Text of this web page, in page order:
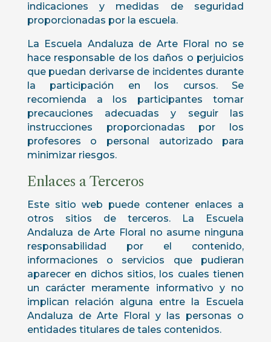
indicaciones y medidas de seguridad
proporcionadas por la escuela.
La Escuela Andaluza de Arte Floral no se
hace responsable de los daños o perjuicios
que puedan derivarse de incidentes durante
la participación en los cursos. Se
recomienda a los participantes tomar
precauciones adecuadas y seguir las
instrucciones proporcionadas por los
profesores o personal autorizado para
minimizar riesgos.
Enlaces a Terceros
Este sitio web puede contener enlaces a
otros sitios de terceros. La Escuela
Andaluza de Arte Floral no asume ninguna
responsabilidad por el contenido,
informaciones o servicios que pudieran
aparecer en dichos sitios, los cuales tienen
un carácter meramente informativo y no
implican relación alguna entre la Escuela
Andaluza de Arte Floral y las personas o
entidades titulares de tales contenidos.